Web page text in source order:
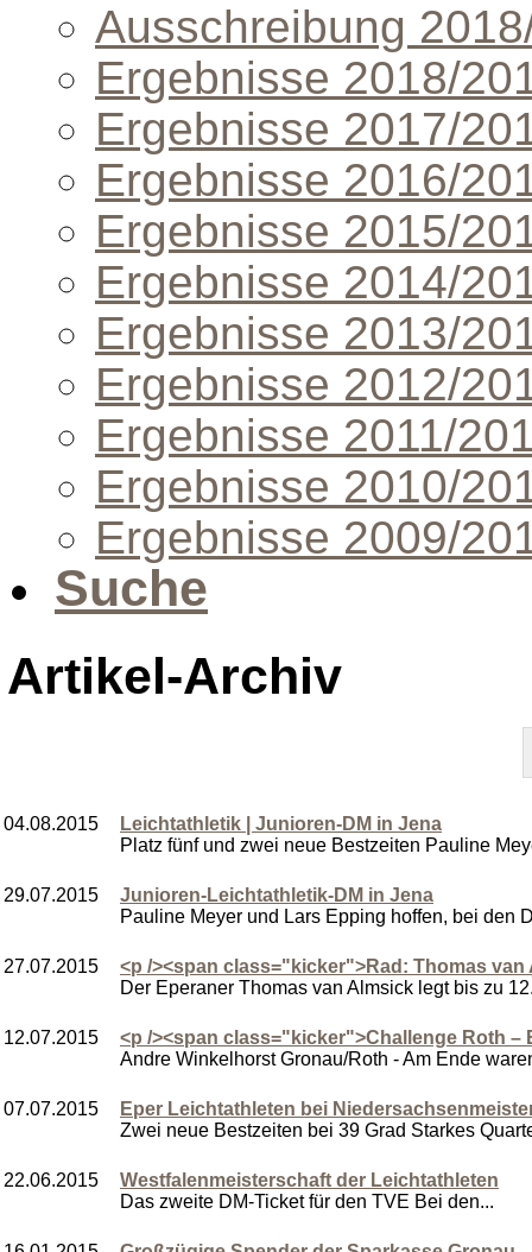
Ausschreibung
Ergebnisse 2018/
Ergebnisse 2017/
Ergebnisse 2016/
Ergebnisse 2015/
Ergebnisse 2014/
Ergebnisse 2013/
Ergebnisse 2012/
Ergebnisse 2011/
Ergebnisse 2010/
Ergebnisse 2009/
Suche
Artikel-Archiv
04.08.2015
Leichtathletik | Junioren-DM in Jena
Platz fünf und zwei neue Bestzeiten Pauline
29.07.2015
Junioren-Leichtathletik-DM in Jena
Pauline Meyer und Lars Epping hoffen, bei den
27.07.2015
<p /><span class="kicker">Rad: Thomas
Der Eperaner Thomas van Almsick legt bis zu
12.07.2015
<p /><span class="kicker">Challenge Roth –
Andre Winkelhorst Gronau/Roth - Am Ende
07.07.2015
Eper Leichtathleten bei
Zwei neue Bestzeiten bei 39 Grad Starkes
22.06.2015
Westfalenmeisterschaft der Leichtathleten
Das zweite DM-Ticket für den TVE Bei den...